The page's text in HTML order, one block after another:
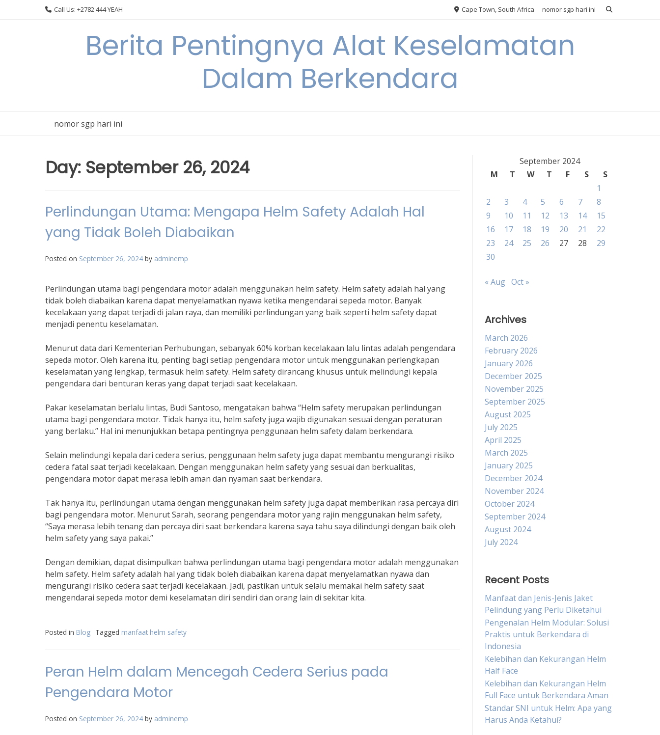
Call Us: +2782 444 YEAH Cape Town, South Africa nomor sgp hari ini
Berita Pentingnya Alat Keselamatan
Dalam Berkendara
nomor sgp hari ini
Day: September 26, 2024
Perlindungan Utama: Mengapa Helm Safety Adalah Hal
yang Tidak Boleh Diabaikan
Posted on September 26, 2024 by adminemp
Perlindungan utama bagi pengendara motor adalah menggunakan helm safety. Helm safety adalah hal yang
tidak boleh diabaikan karena dapat menyelamatkan nyawa ketika mengendarai sepeda motor. Banyak
kecelakaan yang dapat terjadi di jalan raya, dan memiliki perlindungan yang baik seperti helm safety dapat
menjadi penentu keselamatan.
Menurut data dari Kementerian Perhubungan, sebanyak 60% korban kecelakaan lalu lintas adalah pengendara
sepeda motor. Oleh karena itu, penting bagi setiap pengendara motor untuk menggunakan perlengkapan
keselamatan yang lengkap, termasuk helm safety. Helm safety dirancang khusus untuk melindungi kepala
pengendara dari benturan keras yang dapat terjadi saat kecelakaan.
Pakar keselamatan berlalu lintas, Budi Santoso, mengatakan bahwa “Helm safety merupakan perlindungan
utama bagi pengendara motor. Tidak hanya itu, helm safety juga wajib digunakan sesuai dengan peraturan
yang berlaku.” Hal ini menunjukkan betapa pentingnya penggunaan helm safety dalam berkendara.
Selain melindungi kepala dari cedera serius, penggunaan helm safety juga dapat membantu mengurangi risiko
cedera fatal saat terjadi kecelakaan. Dengan menggunakan helm safety yang sesuai dan berkualitas,
pengendara motor dapat merasa lebih aman dan nyaman saat berkendara.
Tak hanya itu, perlindungan utama dengan menggunakan helm safety juga dapat memberikan rasa percaya diri
bagi pengendara motor. Menurut Sarah, seorang pengendara motor yang rajin menggunakan helm safety,
“Saya merasa lebih tenang dan percaya diri saat berkendara karena saya tahu saya dilindungi dengan baik oleh
helm safety yang saya pakai.”
Dengan demikian, dapat disimpulkan bahwa perlindungan utama bagi pengendara motor adalah menggunakan
helm safety. Helm safety adalah hal yang tidak boleh diabaikan karena dapat menyelamatkan nyawa dan
mengurangi risiko cedera saat terjadi kecelakaan. Jadi, pastikan untuk selalu memakai helm safety saat
mengendarai sepeda motor demi keselamatan diri sendiri dan orang lain di sekitar kita.
Posted in Blog Tagged manfaat helm safety
Peran Helm dalam Mencegah Cedera Serius pada
Pengendara Motor
Posted on September 26, 2024 by adminemp
September 2024
M
T W T F S
S
1
2
3 4 5 6 7
8
9
10 11 12 13 14
15
16
17 18 19 20 21
22
23
24 25 26 27 28
29
30
« Aug Oct »
Archives
March 2026
February 2026
January 2026
December 2025
November 2025
September 2025
August 2025
July 2025
April 2025
March 2025
January 2025
December 2024
November 2024
October 2024
September 2024
August 2024
July 2024
Recent Posts
Manfaat dan Jenis-Jenis Jaket
Pelindung yang Perlu Diketahui
Pengenalan Helm Modular: Solusi
Praktis untuk Berkendara di
Indonesia
Kelebihan dan Kekurangan Helm
Half Face
Kelebihan dan Kekurangan Helm
Full Face untuk Berkendara Aman
Standar SNI untuk Helm: Apa yang
Harus Anda Ketahui?